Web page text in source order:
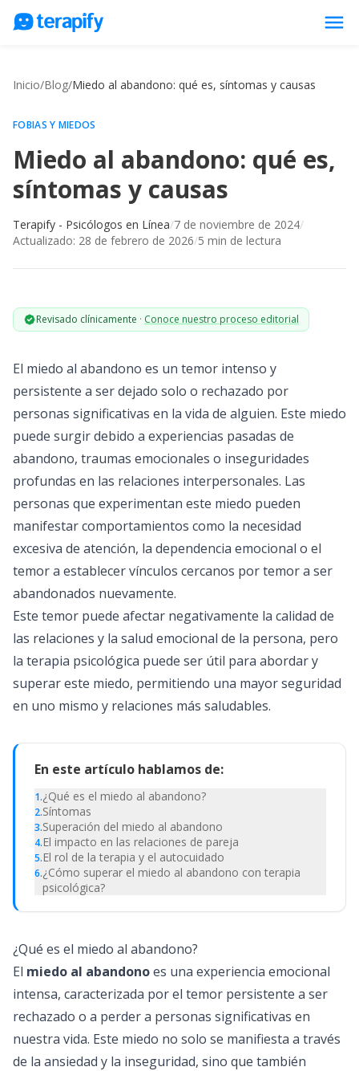
menu
Opiniones
Empresas
Preguntas frecuentes
Trabaja con nosotros
Inicio/Blog/Miedo al abandono: qué es, síntomas y causas
FOBIAS Y MIEDOS
Miedo al abandono: qué es,
síntomas y causas
Terapify - Psicólogos en Línea/7 de noviembre de 2024/
Actualizado: 28 de febrero de 2026/5 min de lectura
Revisado clínicamente · Conoce nuestro proceso editorial
El miedo al abandono es un temor intenso y
persistente a ser dejado solo o rechazado por
personas significativas en la vida de alguien. Este miedo
puede surgir debido a experiencias pasadas de
abandono, traumas emocionales o inseguridades
profundas en las relaciones interpersonales. Las
personas que experimentan este miedo pueden
manifestar comportamientos como la necesidad
excesiva de atención, la dependencia emocional o el
temor a establecer vínculos cercanos por temor a ser
abandonados nuevamente.
Este temor puede afectar negativamente la calidad de
las relaciones y la salud emocional de la persona, pero
la terapia psicológica puede ser útil para abordar y
superar este miedo, permitiendo una mayor seguridad
en uno mismo y relaciones más saludables.
En este artículo hablamos de:
1.¿Qué es el miedo al abandono?
2.Síntomas
3.Superación del miedo al abandono
4.El impacto en las relaciones de pareja
5.El rol de la terapia y el autocuidado
6.¿Cómo superar el miedo al abandono con terapia
psicológica?
¿Qué es el miedo al abandono?
El miedo al abandonoes una experiencia emocional
intensa, caracterizada por el temor persistente a ser
rechazado o a perder a personas significativas en
nuestra vida. Este miedo no solo se manifiesta a través
de la ansiedad y la inseguridad, sino que también